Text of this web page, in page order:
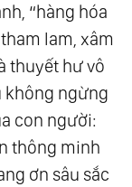
“hàng hóa
lam, xâm
thuyết hư vô
không ngừng
con người:
thông minh
ơn sâu sắc